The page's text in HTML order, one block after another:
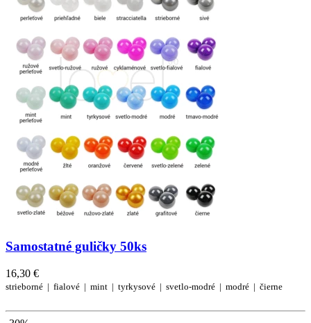
Samostatné guličky 50ks
16,30 €
strieborné | fialové | mint | tyrkysové | svetlo-modré | modré | čierne